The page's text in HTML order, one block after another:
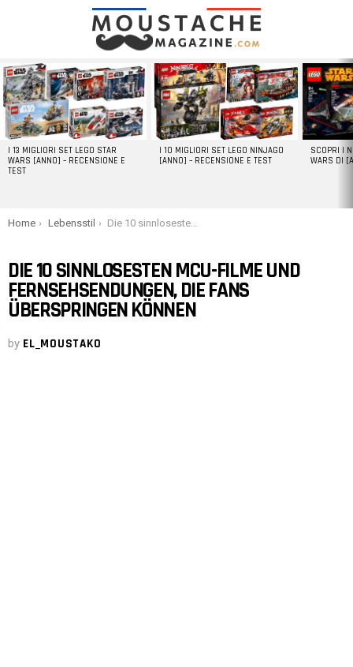
LATEST
STORIES
I 13 MIGLIORI SET LEGO STAR
WARS [ANNO] – RECENSIONE E
TEST
I 10 MIGLIORI SET LEGO NINJAGO
[ANNO] – RECENSIONE E TEST
SCOPRI I
WARS DI
You are here:
Home Lebensstil Die 10 sinnlosesten MCU-Filme und Fernsehsendungen, die Fans überspringen können
DIE 10 SINNLOSESTEN MCU-FILME UND
FERNSEHSENDUNGEN, DIE FANS
ÜBERSPRINGEN KÖNNEN
by EL_MOUSTAKO